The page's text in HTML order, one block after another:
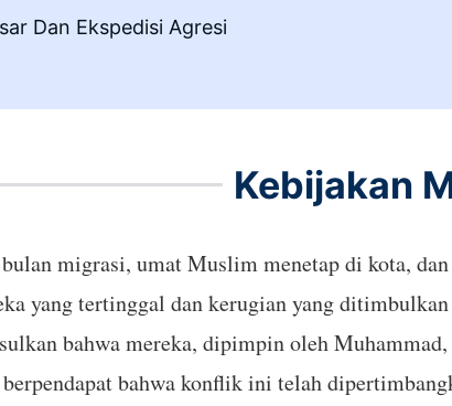
Dan Ekspedisi Agresi
Kebijakan
bulan migrasi, umat Muslim menetap di kota,
yang tertinggal dan kerugian yang
bahwa mereka, dipimpin oleh
bahwa konflik ini telah